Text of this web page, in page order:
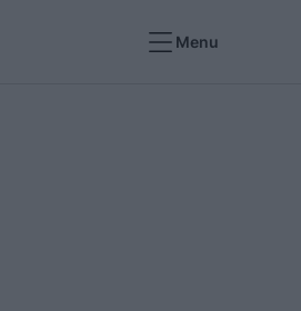
Menu